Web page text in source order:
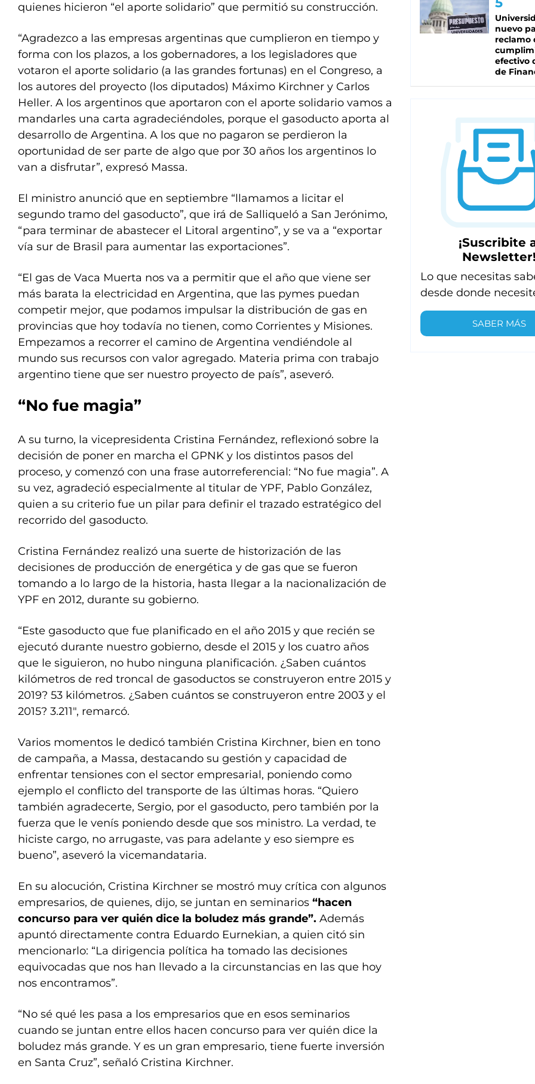
quienes hicieron “el aporte solidario” que permitió su construcción.
“Agradezco a las empresas argentinas que cumplieron en tiempo y
forma con los plazos, a los gobernadores, a los legisladores que
votaron el aporte solidario (a las grandes fortunas) en el Congreso, a
los autores del proyecto (los diputados) Máximo Kirchner y Carlos
Heller. A los argentinos que aportaron con el aporte solidario vamos a
mandarles una carta agradeciéndoles, porque el gasoducto aporta al
desarrollo de Argentina. A los que no pagaron se perdieron la
oportunidad de ser parte de algo que por 30 años los argentinos lo
van a disfrutar”, expresó Massa.
El ministro anunció que en septiembre “llamamos a licitar el
segundo tramo del gasoducto”, que irá de Salliqueló a San Jerónimo,
“para terminar de abastecer el Litoral argentino”, y se va a “exportar
vía sur de Brasil para aumentar las exportaciones”.
“El gas de Vaca Muerta nos va a permitir que el año que viene ser
más barata la electricidad en Argentina, que las pymes puedan
competir mejor, que podamos impulsar la distribución de gas en
provincias que hoy todavía no tienen, como Corrientes y Misiones.
Empezamos a recorrer el camino de Argentina vendiéndole al
mundo sus recursos con valor agregado. Materia prima con trabajo
argentino tiene que ser nuestro proyecto de país”, aseveró.
“No fue magia”
A su turno, la vicepresidenta Cristina Fernández, reflexionó sobre la
decisión de poner en marcha el GPNK y los distintos pasos del
proceso, y comenzó con una frase autorreferencial: “No fue magia”. A
su vez, agradeció especialmente al titular de YPF, Pablo González,
quien a su criterio fue un pilar para definir el trazado estratégico del
recorrido del gasoducto.
Cristina Fernández realizó una suerte de historización de las
decisiones de producción de energética y de gas que se fueron
tomando a lo largo de la historia, hasta llegar a la nacionalización de
YPF en 2012, durante su gobierno.
“Este gasoducto que fue planificado en el año 2015 y que recién se
ejecutó durante nuestro gobierno, desde el 2015 y los cuatro años
que le siguieron, no hubo ninguna planificación. ¿Saben cuántos
kilómetros de red troncal de gasoductos se construyeron entre 2015 y
2019? 53 kilómetros. ¿Saben cuántos se construyeron entre 2003 y el
2015? 3.211″, remarcó.
Varios momentos le dedicó también Cristina Kirchner, bien en tono
de campaña, a Massa, destacando su gestión y capacidad de
enfrentar tensiones con el sector empresarial, poniendo como
ejemplo el conflicto del transporte de las últimas horas. “Quiero
también agradecerte, Sergio, por el gasoducto, pero también por la
fuerza que le venís poniendo desde que sos ministro. La verdad, te
hiciste cargo, no arrugaste, vas para adelante y eso siempre es
bueno”, aseveró la vicemandataria.
En su alocución, Cristina Kirchner se mostró muy crítica con algunos
empresarios, de quienes, dijo, se juntan en seminarios “hacen
concurso para ver quién dice la boludez más grande”. Además
apuntó directamente contra Eduardo Eurnekian, a quien citó sin
mencionarlo: “La dirigencia política ha tomado las decisiones
equivocadas que nos han llevado a la circunstancias en las que hoy
nos encontramos”.
“No sé qué les pasa a los empresarios que en esos seminarios
cuando se juntan entre ellos hacen concurso para ver quién dice la
boludez más grande. Y es un gran empresario, tiene fuerte inversión
en Santa Cruz”, señaló Cristina Kirchner.
nuevo
reclamo
efectivo
de
¡Suscribite
Lo que necesitas
desde donde
SABER MÁS